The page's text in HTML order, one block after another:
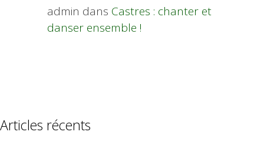
admin dans Castres : chanter et
danser ensemble !
Articles récents